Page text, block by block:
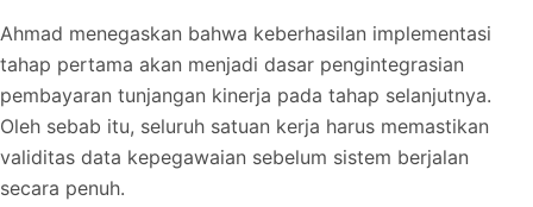
Ahmad menegaskan bahwa keberhasilan implementasi
tahap pertama akan menjadi dasar pengintegrasian
pembayaran tunjangan kinerja pada tahap selanjutnya.
Oleh sebab itu, seluruh satuan kerja harus memastikan
validitas data kepegawaian sebelum sistem berjalan
secara penuh.